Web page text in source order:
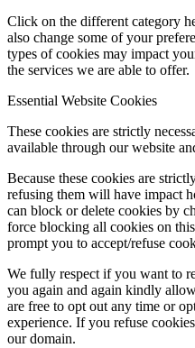
Click on the different category
also change some of your
types of cookies may impact
the services we are able to offer.
Essential Website Cookies
These cookies are strictly
available through our website
Because these cookies are
refusing them will have impact
can block or delete cookies by
force blocking all cookies on
prompt you to accept/refuse
We fully respect if you want to
you again and again kindly
are free to opt out any time or
experience. If you refuse
our domain.